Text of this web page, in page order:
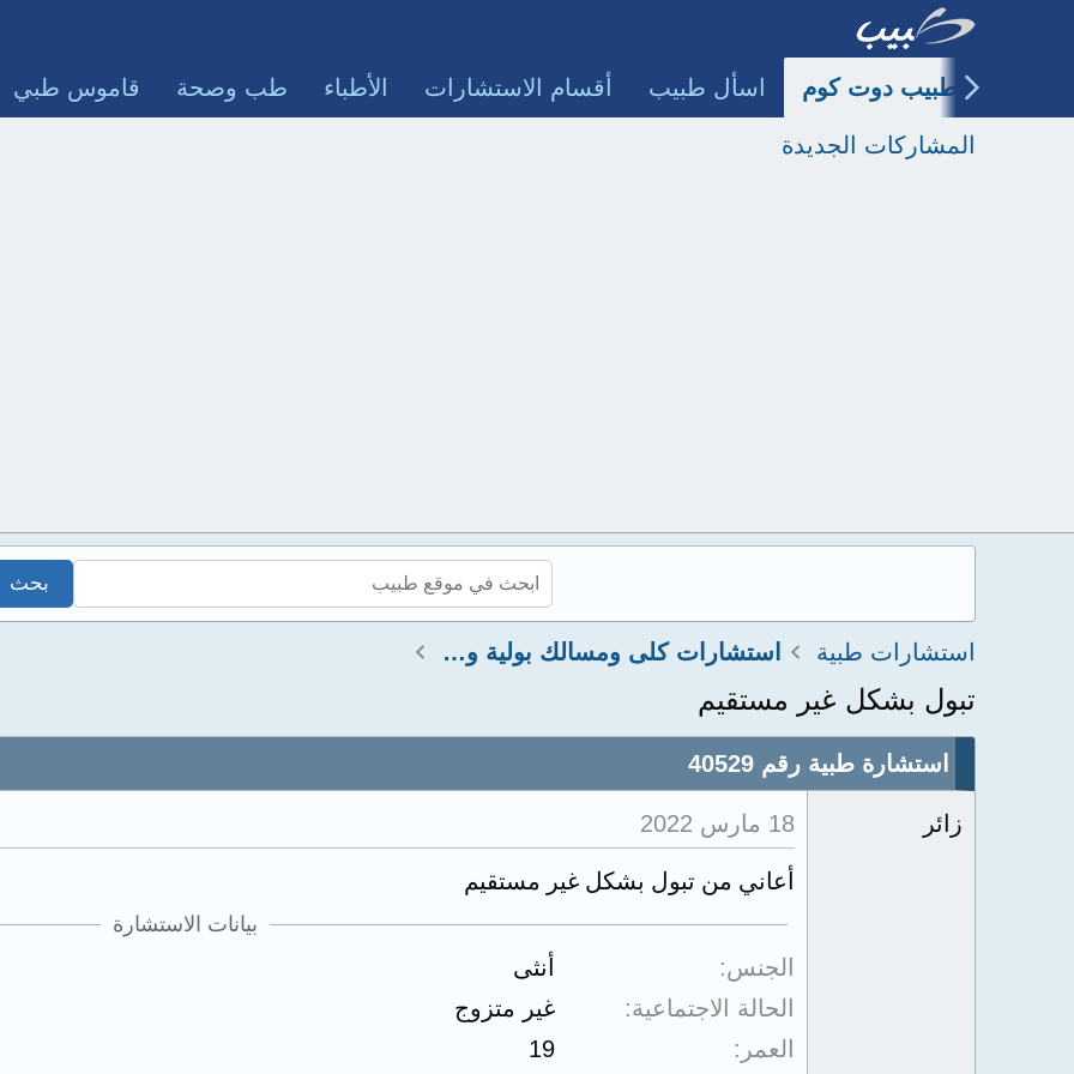
طبيب دوت كوم اسأل طبيب أقسام الاستشارات الأطباء طب وصحة قاموس طبي
المشاركات الجديدة
استشارات طبية استشارات كلى ومسالك بولية وتناسلية
تبول بشكل غير مستقيم
استشارة طبية رقم 40529
زائر 18 مارس 2022
أعاني من تبول بشكل غير مستقيم
بيانات الاستشارة
الجنس
أنثى
الحالة الاجتماعية
غير متزوج
العمر
19